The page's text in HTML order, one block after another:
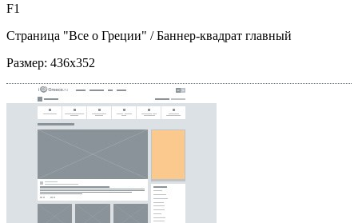
F1
Страница "Все о Греции" / Баннер-квадрат главный
Размер: 436x352